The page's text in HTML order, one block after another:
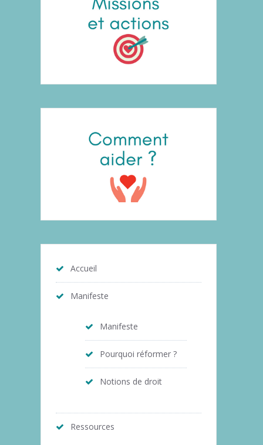
Accueil
Manifeste
Manifeste
Pourquoi réformer ?
Notions de droit
Ressources